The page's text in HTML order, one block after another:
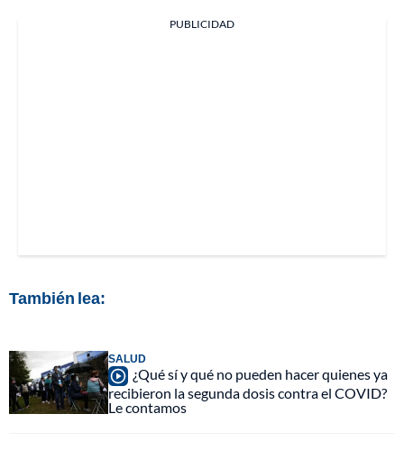
PUBLICIDAD
También lea:
SALUD
¿Qué sí y qué no pueden hacer quienes ya
recibieron la segunda dosis contra el COVID?
Le contamos